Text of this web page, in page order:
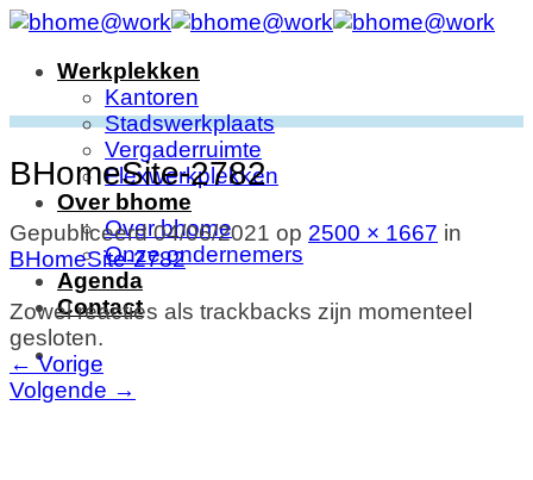
Ga
inhoudWerkplekken
Kantoren
Stadswerkplaats
Vergaderruimte
Flexwerkplekken
Over bhome
Over bhome
Onze ondernemers
Agenda
Contact
BHomeSite-2782
Gepubliceerd04/06/2021 op 2500 × 1667 in
BHomeSite-2782
Zowel reacties als trackbacks zijn momenteel
gesloten.
← Vorige
Volgende →